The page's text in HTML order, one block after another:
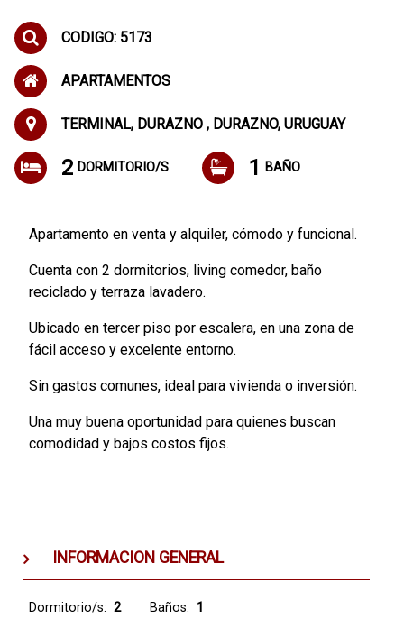
CODIGO: 5173
APARTAMENTOS
TERMINAL, DURAZNO , DURAZNO, URUGUAY
2 DORMITORIO/S 1 BAÑO
Apartamento en venta y alquiler, cómodo y funcional.
Cuenta con 2 dormitorios, living comedor, baño
reciclado y terraza lavadero.
Ubicado en tercer piso por escalera, en una zona de
fácil acceso y excelente entorno.
Sin gastos comunes, ideal para vivienda o inversión.
Una muy buena oportunidad para quienes buscan
comodidad y bajos costos fijos.
INFORMACION GENERAL
Dormitorio/s: 2 Baños: 1